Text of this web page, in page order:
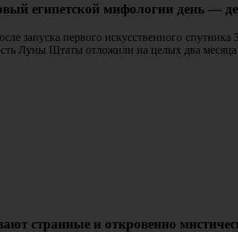
египетской мифологии день —
запуска первого искусственного
Луны Штаты отложили на целых два
странные и откровенно